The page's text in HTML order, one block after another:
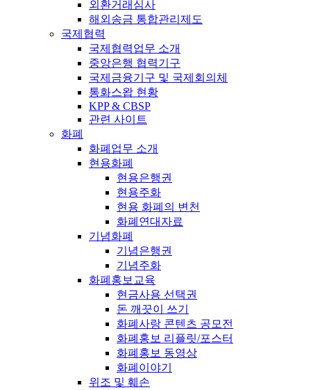
외환거래심사
해외송금 통합관리제도
국제협력
국제협력업무 소개
중앙은행 협력기구
국제금융기구 및 국제회의체
통화스왑 현황
KPP & CBSP
관련 사이트
화폐
화폐업무 소개
현용화폐
현용은행권
현용주화
현용 화폐의 변천
화폐연대자료
기념화폐
기념은행권
기념주화
화폐홍보교육
현금사용 선택권
돈 깨끗이 쓰기
화폐사랑 콘텐츠 공모전
화폐홍보 리플릿/포스터
화폐홍보 동영상
화폐이야기
위조 및 훼손